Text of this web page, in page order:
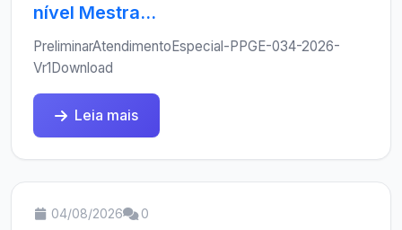
nível Mestra...
PreliminarAtendimentoEspecial-PPGE-034-2026-
Vr1Download
Leia mais
04/08/2026 0